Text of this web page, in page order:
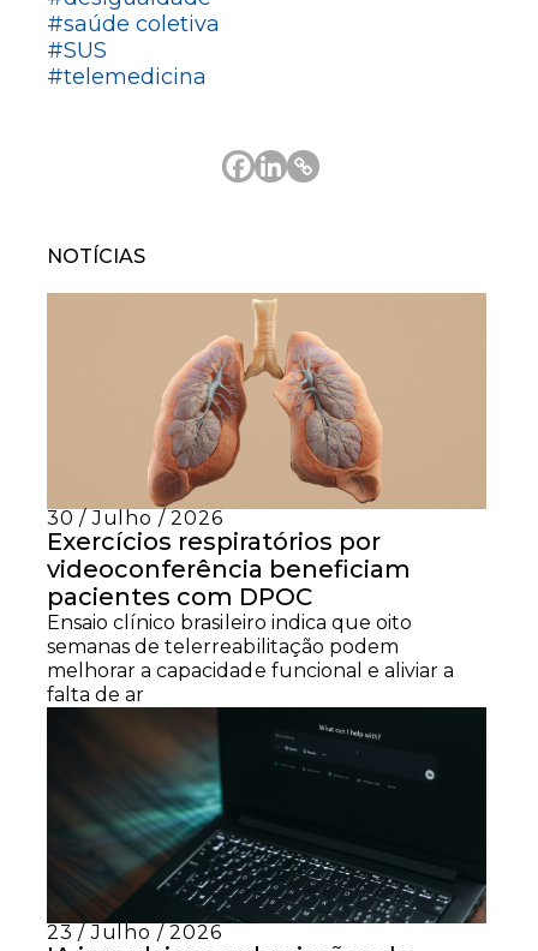
#saúde coletiva
#SUS
#telemedicina
NOTÍCIAS
30 / Julho / 2026
Exercícios respiratórios por
videoconferência beneficiam
pacientes com DPOC
Ensaio clínico brasileiro indica que oito
semanas de telerreabilitação podem
melhorar a capacidade funcional e aliviar a
falta de ar
23 / Julho / 2026